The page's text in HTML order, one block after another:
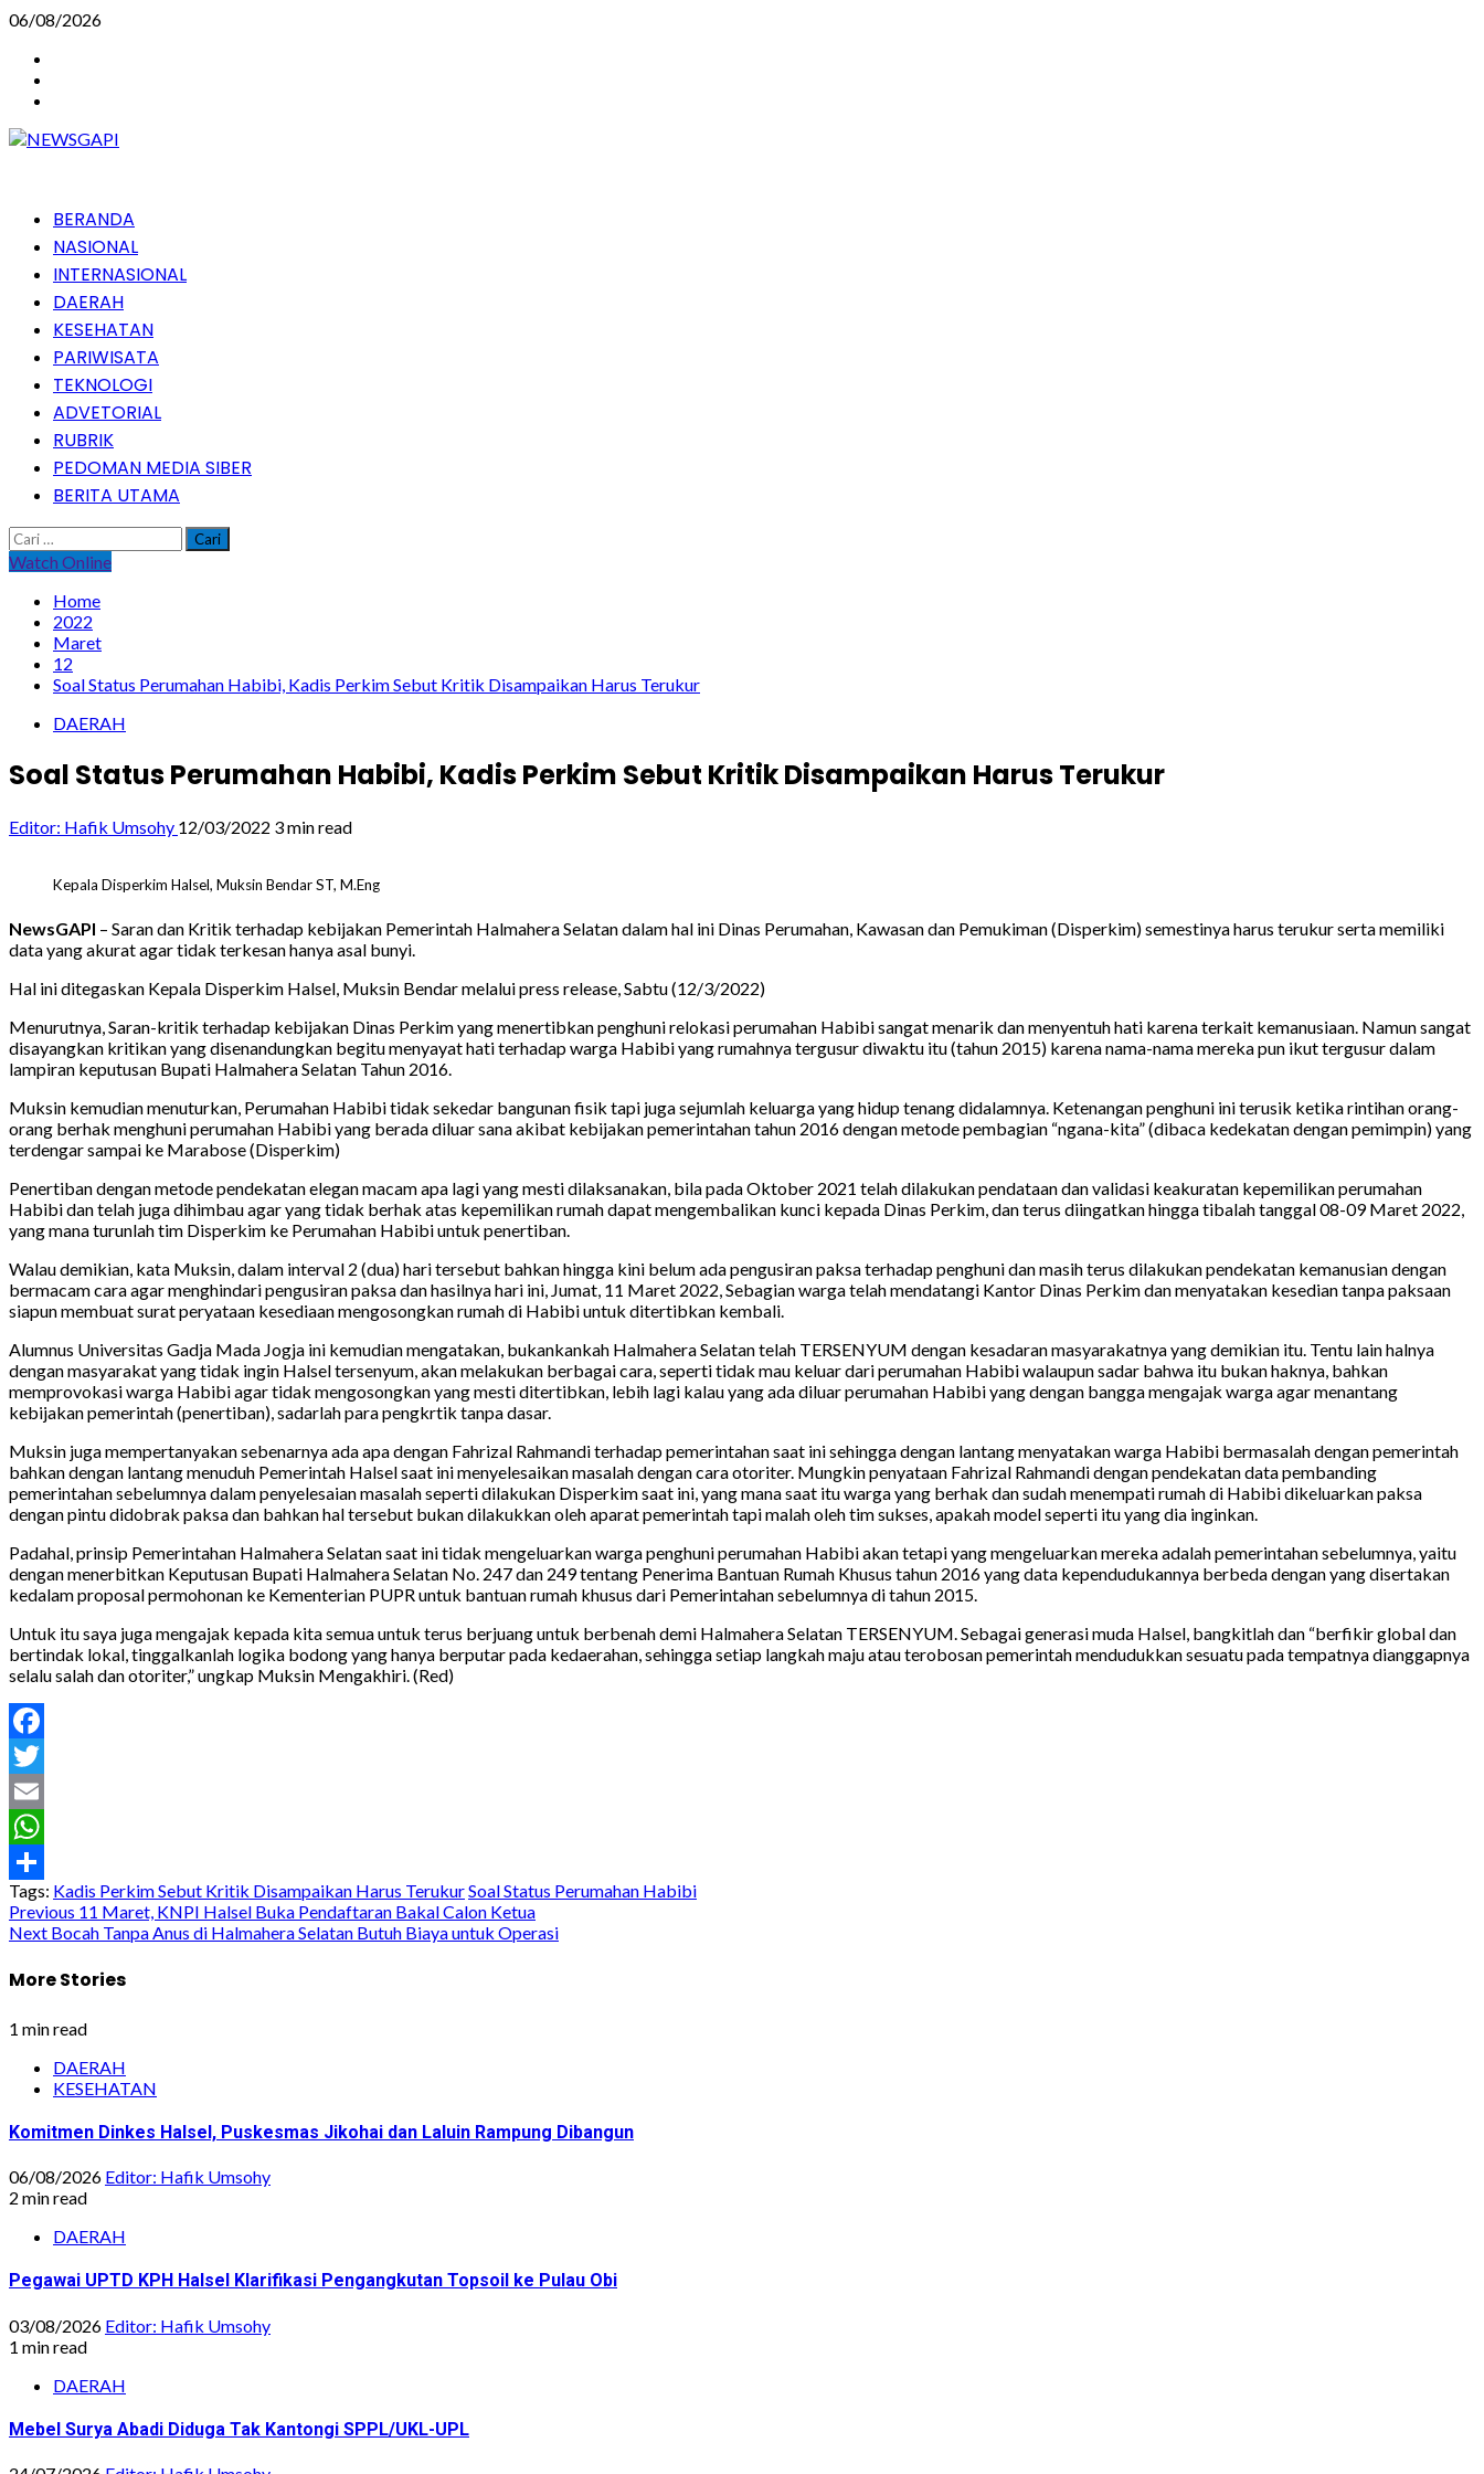
Skip
content
06/08/2026
PrimaryBERANDA
NASIONAL
INTERNASIONAL
DAERAH
KESEHATAN
PARIWISATA
TEKNOLOGI
ADVETORIAL
RUBRIK
PEDOMAN MEDIA SIBER
BERITA UTAMA
Cari
untuk:
Watch Online
Home
2022
Maret
12
Soal Status Perumahan Habibi, Kadis Perkim Sebut Kritik Disampaikan Harus Terukur
DAERAH
Soal Status Perumahan Habibi, Kadis Perkim Sebut Kritik Disampaikan Harus Terukur
Editor: Hafik Umsohy 12/03/2022 3 min read
Kepala Disperkim Halsel, Muksin Bendar ST, M.Eng
NewsGAPI – Saran dan Kritik terhadap kebijakan Pemerintah Halmahera Selatan dalam hal ini Dinas Perumahan, Kawasan dan Pemukiman (Disperkim) semestinya harus terukur serta memiliki
data yang akurat agar tidak terkesan hanya asal bunyi.
Hal ini ditegaskan Kepala Disperkim Halsel, Muksin Bendar melalui press release, Sabtu (12/3/2022)
Menurutnya, Saran-kritik terhadap kebijakan Dinas Perkim yang menertibkan penghuni relokasi perumahan Habibi sangat menarik dan menyentuh hati karena terkait kemanusiaan. Namun sangat
disayangkan kritikan yang disenandungkan begitu menyayat hati terhadap warga Habibi yang rumahnya tergusur diwaktu itu (tahun 2015) karena nama-nama mereka pun ikut tergusur dalam
lampiran keputusan Bupati Halmahera Selatan Tahun 2016.
Muksin kemudian menuturkan, Perumahan Habibi tidak sekedar bangunan fisik tapi juga sejumlah keluarga yang hidup tenang didalamnya. Ketenangan penghuni ini terusik ketika rintihan orang-
orang berhak menghuni perumahan Habibi yang berada diluar sana akibat kebijakan pemerintahan tahun 2016 dengan metode pembagian “ngana-kita” (dibaca kedekatan dengan pemimpin) yang
terdengar sampai ke Marabose (Disperkim)
Penertiban dengan metode pendekatan elegan macam apa lagi yang mesti dilaksanakan, bila pada Oktober 2021 telah dilakukan pendataan dan validasi keakuratan kepemilikan perumahan
Habibi dan telah juga dihimbau agar yang tidak berhak atas kepemilikan rumah dapat mengembalikan kunci kepada Dinas Perkim, dan terus diingatkan hingga tibalah tanggal 08-09 Maret 2022,
yang mana turunlah tim Disperkim ke Perumahan Habibi untuk penertiban.
Walau demikian, kata Muksin, dalam interval 2 (dua) hari tersebut bahkan hingga kini belum ada pengusiran paksa terhadap penghuni dan masih terus dilakukan pendekatan kemanusian dengan
bermacam cara agar menghindari pengusiran paksa dan hasilnya hari ini, Jumat, 11 Maret 2022, Sebagian warga telah mendatangi Kantor Dinas Perkim dan menyatakan kesedian tanpa paksaan
siapun membuat surat peryataan kesediaan mengosongkan rumah di Habibi untuk ditertibkan kembali.
Alumnus Universitas Gadja Mada Jogja ini kemudian mengatakan, bukankankah Halmahera Selatan telah TERSENYUM dengan kesadaran masyarakatnya yang demikian itu. Tentu lain halnya
dengan masyarakat yang tidak ingin Halsel tersenyum, akan melakukan berbagai cara, seperti tidak mau keluar dari perumahan Habibi walaupun sadar bahwa itu bukan haknya, bahkan
memprovokasi warga Habibi agar tidak mengosongkan yang mesti ditertibkan, lebih lagi kalau yang ada diluar perumahan Habibi yang dengan bangga mengajak warga agar menantang
kebijakan pemerintah (penertiban), sadarlah para pengkrtik tanpa dasar.
Muksin juga mempertanyakan sebenarnya ada apa dengan Fahrizal Rahmandi terhadap pemerintahan saat ini sehingga dengan lantang menyatakan warga Habibi bermasalah dengan pemerintah
bahkan dengan lantang menuduh Pemerintah Halsel saat ini menyelesaikan masalah dengan cara otoriter. Mungkin penyataan Fahrizal Rahmandi dengan pendekatan data pembanding
pemerintahan sebelumnya dalam penyelesaian masalah seperti dilakukan Disperkim saat ini, yang mana saat itu warga yang berhak dan sudah menempati rumah di Habibi dikeluarkan paksa
dengan pintu didobrak paksa dan bahkan hal tersebut bukan dilakukkan oleh aparat pemerintah tapi malah oleh tim sukses, apakah model seperti itu yang dia inginkan.
Padahal, prinsip Pemerintahan Halmahera Selatan saat ini tidak mengeluarkan warga penghuni perumahan Habibi akan tetapi yang mengeluarkan mereka adalah pemerintahan sebelumnya, yaitu
dengan menerbitkan Keputusan Bupati Halmahera Selatan No. 247 dan 249 tentang Penerima Bantuan Rumah Khusus tahun 2016 yang data kependudukannya berbeda dengan yang disertakan
kedalam proposal permohonan ke Kementerian PUPR untuk bantuan rumah khusus dari Pemerintahan sebelumnya di tahun 2015.
Untuk itu saya juga mengajak kepada kita semua untuk terus berjuang untuk berbenah demi Halmahera Selatan TERSENYUM. Sebagai generasi muda Halsel, bangkitlah dan “berfikir global dan
bertindak lokal, tinggalkanlah logika bodong yang hanya berputar pada kedaerahan, sehingga setiap langkah maju atau terobosan pemerintah mendudukkan sesuatu pada tempatnya dianggapnya
selalu salah dan otoriter,” ungkap Muksin Mengakhiri. (Red)
Facebook
Twitter
Email
WhatsApp
Share
Tags: Kadis Perkim Sebut Kritik Disampaikan Harus TerukurSoal Status Perumahan Habibi
Post
Previous 11 Maret, KNPI Halsel Buka Pendaftaran Bakal Calon Ketua
Next Bocah Tanpa Anus di Halmahera Selatan Butuh Biaya untuk Operasi
More Stories
1 min read
DAERAH
KESEHATAN
Komitmen Dinkes Halsel, Puskesmas Jikohai dan Laluin Rampung Dibangun
06/08/2026 Editor: Hafik Umsohy
2 min read
DAERAH
Pegawai UPTD KPH Halsel Klarifikasi Pengangkutan Topsoil ke Pulau Obi
03/08/2026 Editor: Hafik Umsohy
1 min read
DAERAH
Mebel Surya Abadi Diduga Tak Kantongi SPPL/UKL-UPL